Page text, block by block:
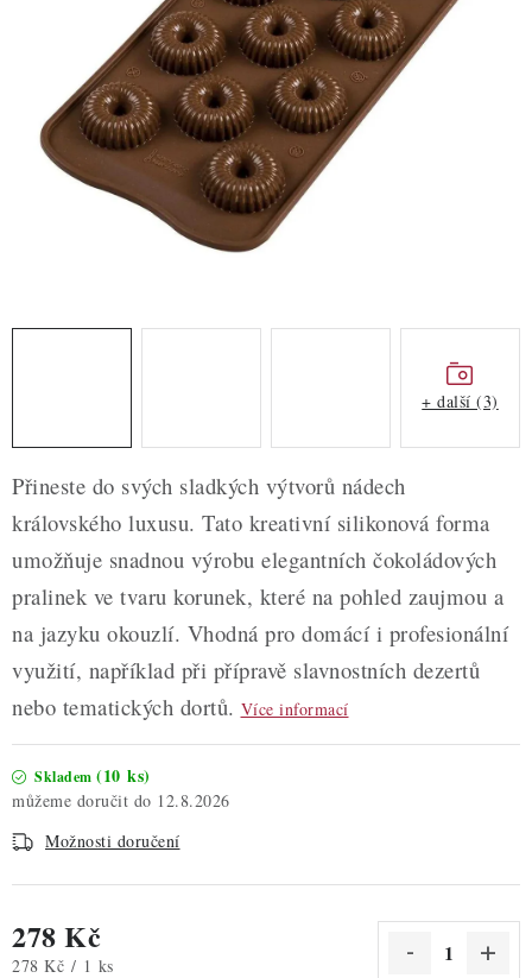
ZDRAVÉ PEČENÍ
DÁRKOVÉ POUKAZY
TÉMATICKÉ PRODUKTY
Hodnocení obchodu
Blog
Moje objednávka
Podmínky ochrany osobních údajů
Přineste do svých sladkých výtvorů nádech
královského luxusu. Tato kreativní silikonová forma
umožňuje snadnou výrobu elegantních čokoládových
pralinek ve tvaru korunek, které na pohled zaujmou a
na jazyku okouzlí. Vhodná pro domácí i profesionální
využití, například při přípravě slavnostních dezertů
nebo tematických dortů. Více informací
Skladem (10 ks)
12.8.2026
Možnosti doručení
278 Kč
Měrná cena:
278 Kč / 1 ks
+ další (3)